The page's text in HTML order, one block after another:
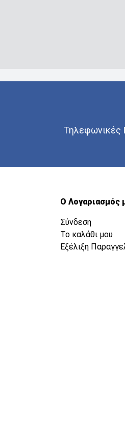
Τηλεφωνικές
Ο Λογαριασμός
Σύνδεση
Το καλάθι μου
Εξέλιξη